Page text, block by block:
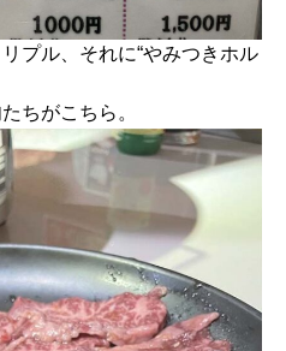
プル、それに“やみつきホル
ちがこちら。